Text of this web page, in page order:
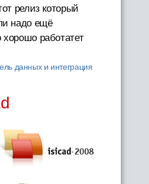
релиз который
надо ещё
хорошо работатет
данных и интеграция